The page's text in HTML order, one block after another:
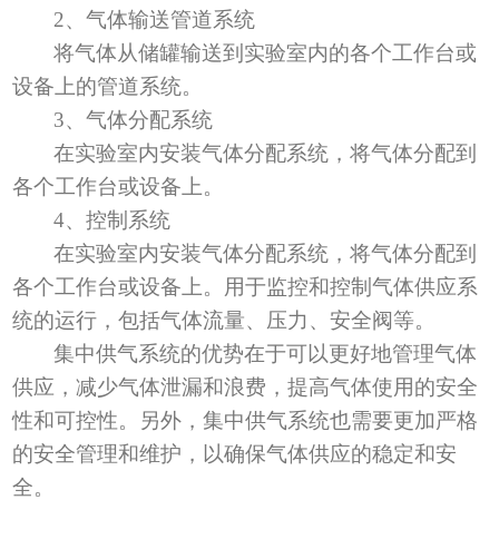
2、气体输送管道系统
将气体从储罐输送到实验室内的各个工作台或
设备上的管道系统。
3、气体分配系统
在实验室内安装气体分配系统，将气体分配到
各个工作台或设备上。
4、控制系统
在实验室内安装气体分配系统，将气体分配到
各个工作台或设备上。用于监控和控制气体供应系
统的运行，包括气体流量、压力、安全阀等。
集中供气系统的优势在于可以更好地管理气体
供应，减少气体泄漏和浪费，提高气体使用的安全
性和可控性。另外，集中供气系统也需要更加严格
的安全管理和维护，以确保气体供应的稳定和安
全。